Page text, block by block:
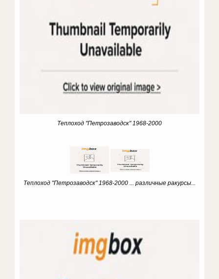
Теплоход "Петрозаводск" 1968-2000
Теплоход "Петрозаводск" 1968-2000 ... различные ракурсы...